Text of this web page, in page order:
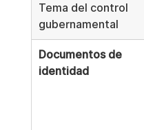
Tema del control
gubernamental
Documentos de
identidad